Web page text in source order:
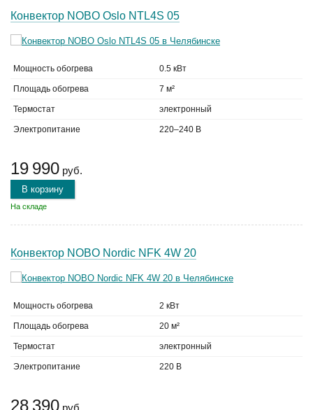
Конвектор NOBO Oslo NTL4S 05
Мощность обогрева 0.5 кВт
Площадь обогрева 7 м²
Термостат электронный
Электропитание 220–240 В
19 990 руб.
В корзину
На складе
Конвектор NOBO Nordic NFK 4W 20
Мощность обогрева 2 кВт
Площадь обогрева 20 м²
Термостат электронный
Электропитание 220 В
28 390 руб.